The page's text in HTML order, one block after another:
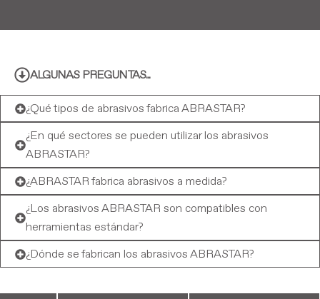
ALGUNAS PREGUNTAS...
¿Qué tipos de abrasivos fabrica ABRASTAR?
¿En qué sectores se pueden utilizar los abrasivos
ABRASTAR?
¿ABRASTAR fabrica abrasivos a medida?
¿Los abrasivos ABRASTAR son compatibles con
herramientas estándar?
¿Dónde se fabrican los abrasivos ABRASTAR?